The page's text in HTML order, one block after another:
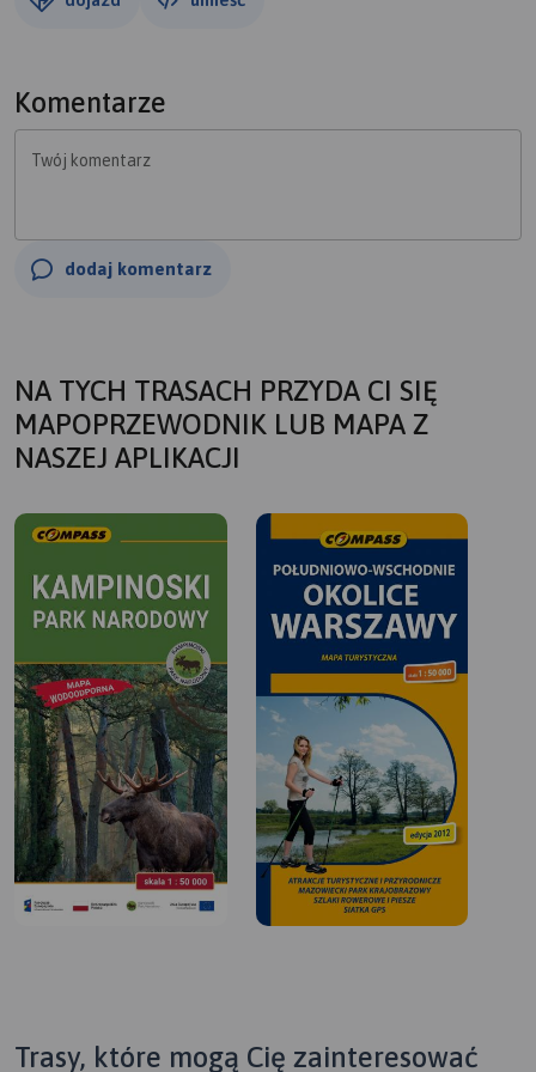
Komentarze
Twój komentarz
dodaj komentarz
NA TYCH TRASACH PRZYDA CI SIĘ
MAPOPRZEWODNIK LUB MAPA Z
NASZEJ APLIKACJI
Trasy, które mogą Cię zainteresować